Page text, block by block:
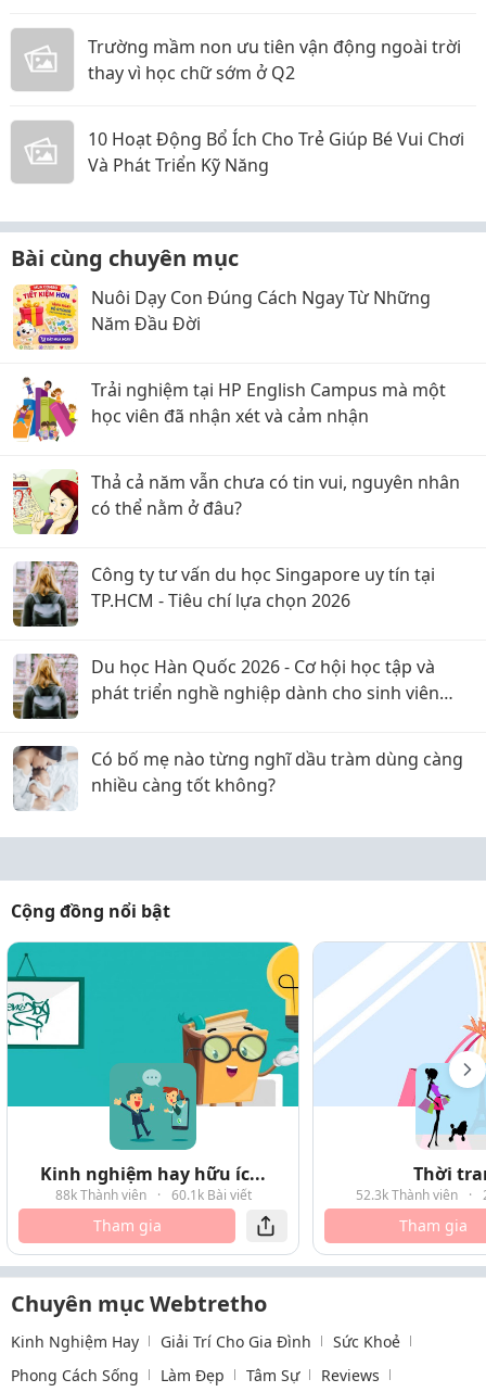
Trường mầm non ưu tiên vận động ngoài trời
thay vì học chữ sớm ở Q2
10 Hoạt Động Bổ Ích Cho Trẻ Giúp Bé Vui Chơi
Và Phát Triển Kỹ Năng
Bài cùng chuyên mục
Nuôi Dạy Con Đúng Cách Ngay Từ Những
Năm Đầu Đời
Trải nghiệm tại HP English Campus mà một
học viên đã nhận xét và cảm nhận
Thả cả năm vẫn chưa có tin vui, nguyên nhân
có thể nằm ở đâu?
Công ty tư vấn du học Singapore uy tín tại
TP.HCM - Tiêu chí lựa chọn 2026
Du học Hàn Quốc 2026 - Cơ hội học tập và
phát triển nghề nghiệp dành cho sinh viên
Có bố mẹ nào từng nghĩ dầu tràm dùng càng
nhiều càng tốt không?
Cộng đồng nổi bật
Kinh nghiệm hay hữu íc...
88k Thành viên · 60.1k Bài viết
Tham gia
Thời
52.3k Thành viên ·
Tham gia
Chuyên mục Webtretho
Kinh Nghiệm Hay Giải Trí Cho Gia Đình
Sức Khoẻ
Phong Cách Sống
Làm Đẹp Tâm Sự Reviews